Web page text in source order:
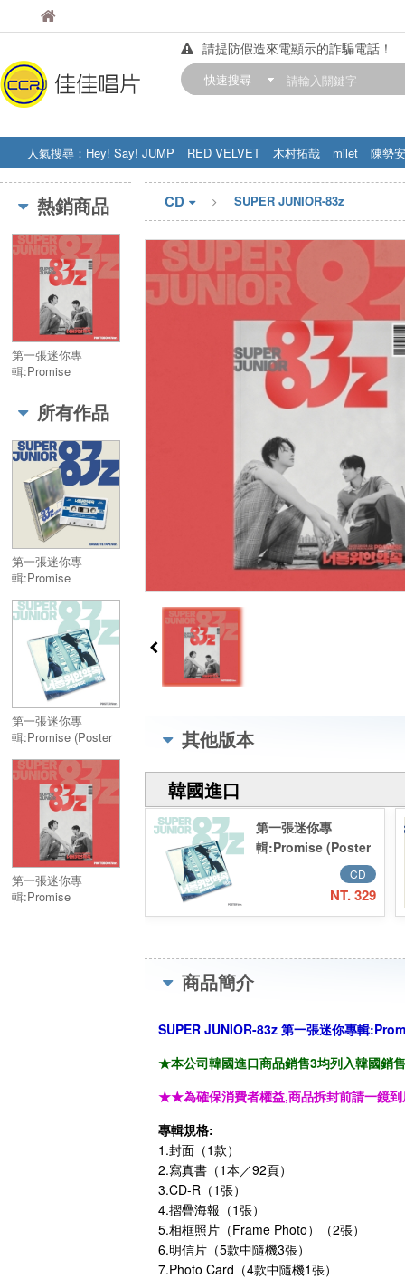
佳佳唱片
請提防假造來電顯示的詐騙電話！
【中華門市營業時間調整公告】
快速搜尋
人氣搜尋： Hey! Say! JUMP RED VELVET 木村拓哉 milet
陳勢安
STRAY KIDS
盧廣仲 周杰伦
熱銷商品
第一張迷你專
輯:Promise
(Photobook Ver.)／
1st Mini
Album:Promise
(Photobook Ver.)
所有作品
第一張迷你專
輯:Promise
／1st Mini
Album:Promise
(Cassette Tape Ver.)
第一張迷你專
輯:Promise (Poster
Album:Promise
(Poster Ver.)
第一張迷你專
輯:Promise
CD SUPER JUNIOR-83z
其他版本
韓國進口
第一張迷你專
輯:Promise (Poster
Ver.)／1st Mini
Album:Promise
CD
NT. 329
商品簡介
SUPER JUNIOR-83z 第一張迷你專輯
★本公司韓國進口商品銷售3均列入韓國銷
★★為確保消費者權益,商品拆封前請一鏡
專輯規格:
1.封面（1款）
2.寫真書（1本／92頁）
3.CD-R（1張）
4.摺疊海報（1張）
5.相框照片（Frame Photo）（2張）
6.明信片（5款中隨機3張）
7.Photo Card（4款中隨機1張）